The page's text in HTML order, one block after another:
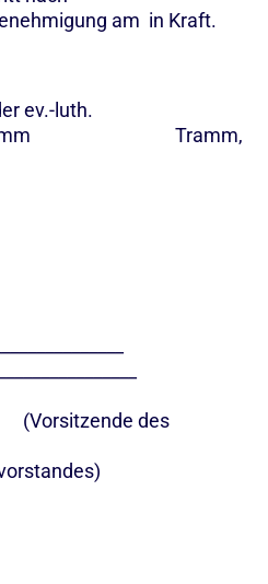
am in Kraft.
ev.-luth.
Tramm Tramm,
des